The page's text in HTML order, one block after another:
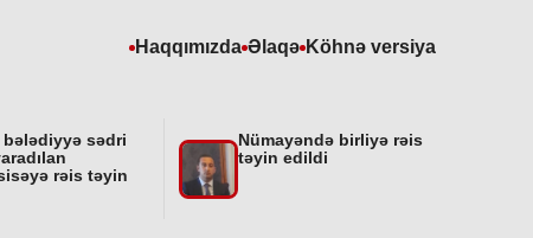
Haqqımızda Əlaqə Köhnə versiya
bələdiyyə sədri
rəis təyin
Nümayəndə birliyə rəis
təyin edildi